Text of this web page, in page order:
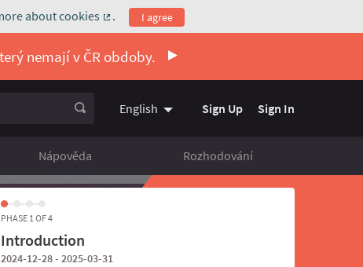
about cookies
(External link)
. I agree
nemají v ČR obdoby.
English Vyberte jazyk Choose language
Sign Up Sign In
Nápověda Rozhodování
PHASE 1 OF 4
Introduction
2024-12-28 - 2025-03-31